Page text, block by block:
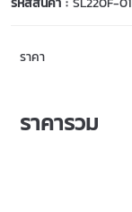
ราคา
ราคารวม